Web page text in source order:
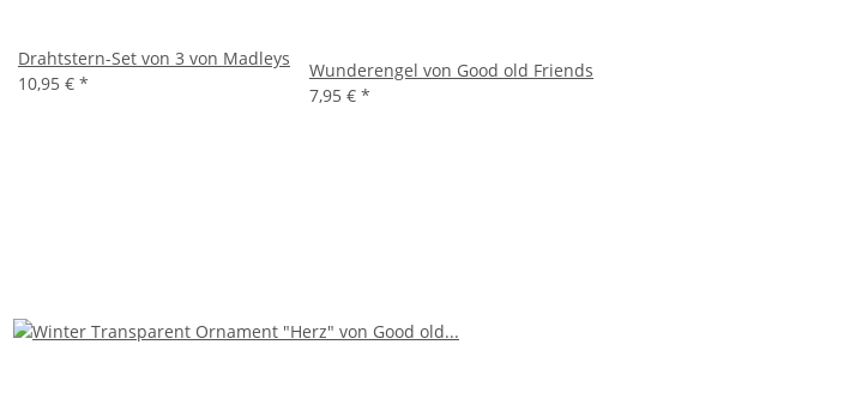
Drahtstern-Set von 3 von Madleys
10,95 € *
Wunderengel von Good old Friends
7,95 € *